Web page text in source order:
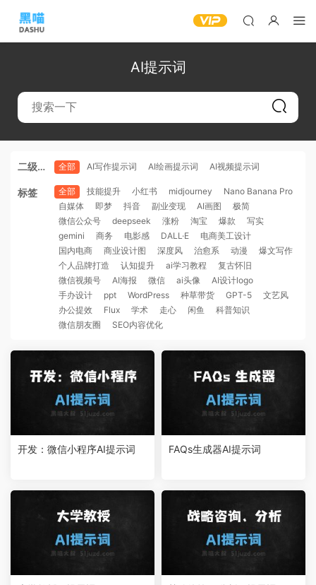
AI提示词
二级分
全部 AI写作提示词 AI绘画提示词 AI视频提示词
标签 全部 技能提升 小红书 midjourney
Nano Banana Pro
自媒体
即梦 抖音 副业变现 AI画图
极简
微信公众号
deepseek 涨粉 淘宝 爆款
写实
gemini
商务 电影感 DALL·E
电商美工设计
国内电商
商业设计图 深度风 治愈系 动漫
爆文写作
个人品牌打造
认知提升 ai学习教程
复古怀旧
微信视频号
AI海报 微信 ai头像
AI设计logo
手办设计
ppt WordPress 种草带货 GPT-5
文艺风
办公提效
Flux 学术 走心 闲鱼
科普知识
微信朋友圈
SEO内容优化
开发：微信小程序AI提示词 FAQs生成器AI提示词